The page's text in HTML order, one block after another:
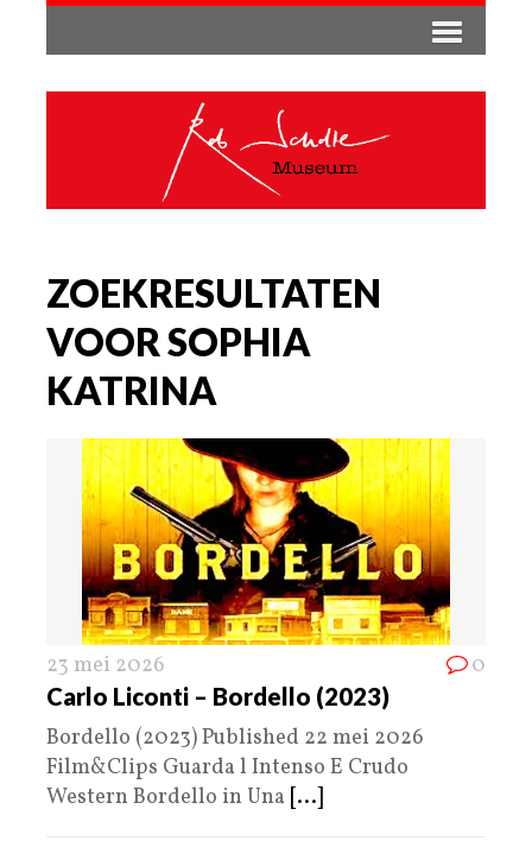
ZOEKRESULTATEN
VOOR SOPHIA
KATRINA
23 mei 2026 0
Carlo Liconti – Bordello (2023)
Bordello (2023) Published 22 mei 2026
Film&Clips Guarda l Intenso E Crudo
Western Bordello in Una [...]